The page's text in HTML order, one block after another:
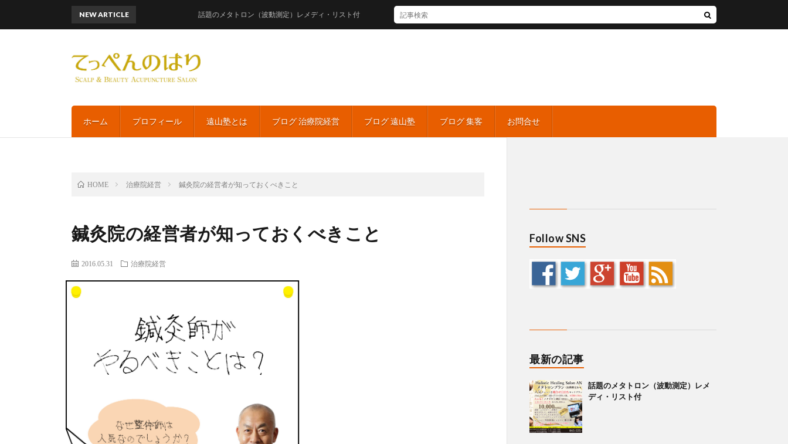
ホーム プロフィール 遠山塾とは ブログ 治療院経営 ブログ 遠山塾 ブログ 集客 お問合せ
NEW ARTICLE 話題のメタトロン（波動測定）レメディ・リスト付
HOME 治療院経営 鍼灸院の経営者が知っておくべきこと
鍼灸院の経営者が知っておくべきこと
2016.05.31 治療院経営
Follow SNS
最新の記事
話題のメタトロン（波動測定）レメ
ディ・リスト付